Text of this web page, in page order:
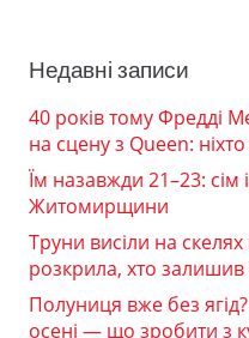
Недавні записи
40 років тому Фредді
на сцену з Queen:
Їм назавжди 21–23: сім
Житомирщини
Труни висіли на
розкрила, хто залишив
Полуниця вже без
осені — що зробити з